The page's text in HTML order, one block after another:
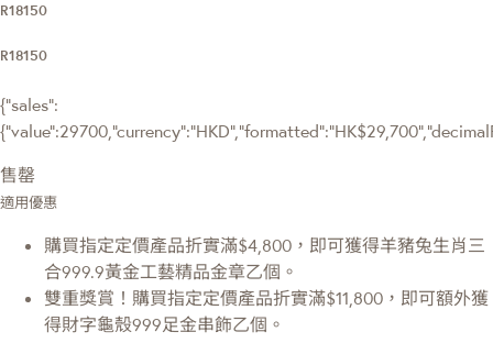
R18150
R18150
{"sales":
售罄
適用優惠
購買指定定價產品折實滿$4,800，即可獲得羊豬兔生肖三
合999.9黃金工藝精品金章乙個。
雙重獎賞！購買指定定價產品折實滿$11,800，即可額外獲
得財字龜殼999足金串飾乙個。